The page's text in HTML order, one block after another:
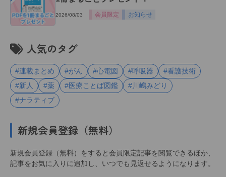
2026/08/03 会員限定 お知らせ
人気のタグ
#連載まとめ #がん #心電図 #呼吸器
#看護技術
#新人
#薬 #医療ことば図鑑
#川嶋みどり
#ナラティブ
新規会員登録（無料）
新規会員登録（無料）をすると会員限定記事を閲覧できるほか、
記事をお気に入りに追加し、いつでも見返せるようになります。